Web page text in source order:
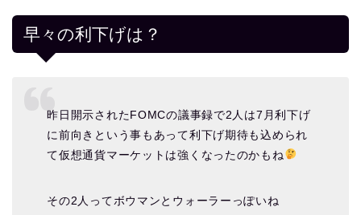
早々の利下げは？
昨日開示されたFOMCの議事録で2人は7月利下げ
に前向きという事もあって利下げ期待も込められ
て仮想通貨マーケットは強くなったのかもね
その2人ってボウマンとウォーラーっぽいね